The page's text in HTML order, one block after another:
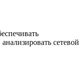
сетевой